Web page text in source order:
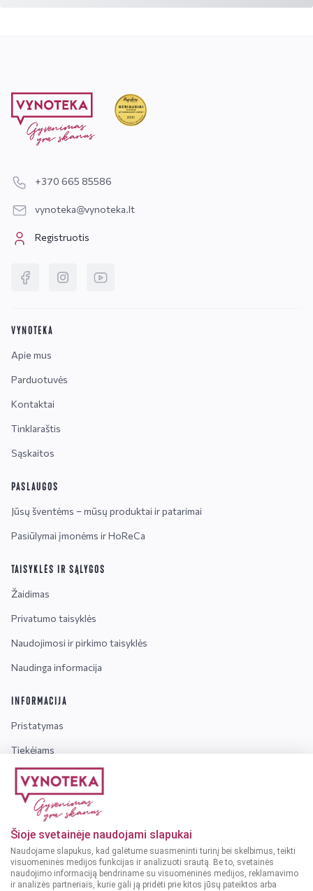
Šioje svetainėje naudojami slapukai
Naudojame slapukus, kad galėtume suasmeninti turinį bei skelbimus, teikti
visuomeninės medijos funkcijas ir analizuoti srautą. Be to, svetainės
naudojimo informaciją bendriname su visuomeninės medijos, reklamavimo
ir analizės partneriais, kurie gali ją pridėti prie kitos jūsų pateiktos arba
+370 665 85586
vynoteka@vynoteka.lt
Registruotis
VYNOTEKA
Apie mus
Parduotuvės
Kontaktai
Tinklaraštis
Sąskaitos
PASLAUGOS
Jūsų šventėms – mūsų produktai ir patarimai
Pasiūlymai įmonėms ir HoReCa
TAISYKLĖS IR SĄLYGOS
Žaidimas
Privatumo taisyklės
Naudojimosi ir pirkimo taisyklės
Naudinga informacija
INFORMACIJA
Pristatymas
Tiekėjams
Karjera
Dažniausiai užduodami klausimai
Dėmesio!
Alkoholinius gėrimus gali įsigyti tik asmenys,
kuriems yra ne mažiau kaip 20 metų.